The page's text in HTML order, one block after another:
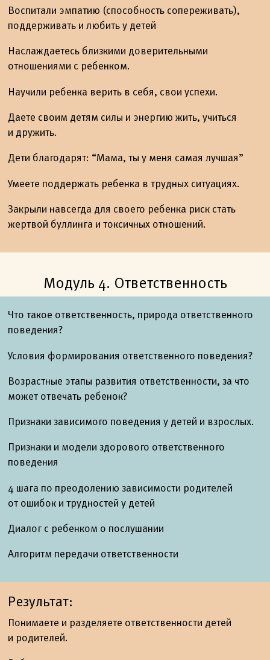
Воспитали эмпатию (способность сопереживать),
поддерживать и любить у детей
Наслаждаетесь близкими доверительными
отношениями с ребенком.
Научили ребенка верить в себя, свои успехи.
Даете своим детям силы и энергию жить, учиться
и дружить.
Дети благодарят: “Мама, ты у меня самая лучшая”
Умеете поддержать ребенка в трудных ситуациях.
Закрыли навсегда для своего ребенка риск стать
жертвой буллинга и токсичных отношений.
Модуль 4. Ответственность
Что такое ответственность, природа ответственного
поведения?
Условия формирования ответственного поведения?
Возрастные этапы развития ответственности, за что
может отвечать ребенок?
Признаки зависимого поведения у детей и взрослых.
Признаки и модели здорового ответственного
поведения
4 шага по преодолению зависимости родителей
от ошибок и трудностей у детей
Диалог с ребенком о послушании
Алгоритм передачи ответственности
Результат:
Понимаете и разделяете ответственности детей
и родителей.